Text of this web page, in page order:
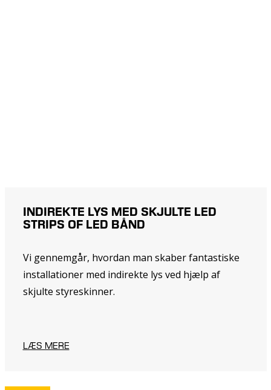
INDIREKTE LYS MED SKJULTE LED
STRIPS OF LED BÅND
Vi gennemgår, hvordan man skaber fantastiske
installationer med indirekte lys ved hjælp af
skjulte styreskinner.
LÆS MERE